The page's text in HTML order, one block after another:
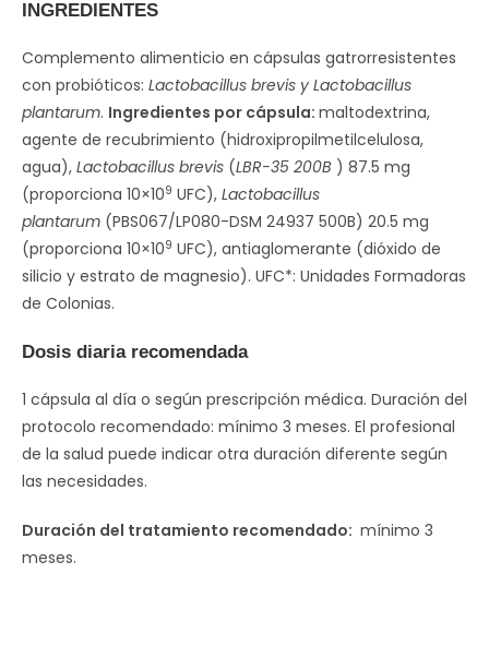
INGREDIENTES
Complemento alimenticio en cápsulas gatrorresistentes
con probióticos: Lactobacillus brevis y Lactobacillus
plantarum. Ingredientes por cápsula: maltodextrina,
agente de recubrimiento (hidroxipropilmetilcelulosa,
agua), Lactobacillus brevis (LBR-35 200B ) 87.5 mg
(proporciona 10×109 UFC), Lactobacillus
plantarum (PBS067/LP080-DSM 24937 500B) 20.5 mg
(proporciona 10×109 UFC), antiaglomerante (dióxido de
silicio y estrato de magnesio). UFC*: Unidades Formadoras
de Colonias.
Dosis diaria recomendada
1 cápsula al día o según prescripción médica. Duración del
protocolo recomendado: mínimo 3 meses. El profesional
de la salud puede indicar otra duración diferente según
las necesidades.
Duración del tratamiento recomendado: mínimo 3
meses.